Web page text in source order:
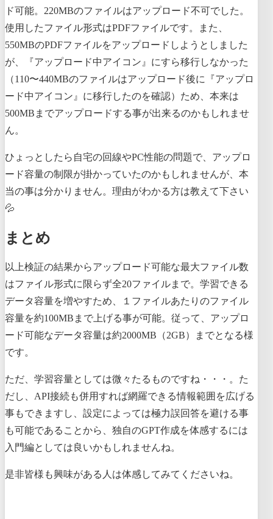
ド可能。220MBのファイルはアップロード不可でした。
使用したファイル形式はPDFファイルです。また、
550MBのPDFファイルをアップロードしようとしました
が、『アップロード中アイコン』にすら移行しなかった
（110〜440MBのファイルはアップロード後に『アップロ
ード中アイコン』に移行したのを確認）ため、本来は
500MBまでアップロードする事が出来るのかもしれませ
ん。
ひょっとしたら自宅の回線やPC性能の問題で、アップロ
ード容量の制限が掛かっていたのかもしれませんが、本
当の事は分かりません。理由がわかる方は教えて下さい
💦
まとめ
以上検証の結果からアップロード可能な最大ファイル数
はファイル形式に限らず全20ファイルまで。学習できる
データ容量を増やすため、１ファイルあたりのファイル
容量を約100MBまで上げる事が可能。従って、アップロ
ード可能なデータ容量は約2000MB（2GB）までとなる様
です。
ただ、学習容量としては微々たるものですね・・・。た
だし、API接続も併用すれば網羅できる情報範囲を広げる
事もできますし、設定によっては極力誤回答を避ける事
も可能であることから、独自のGPT作成を体感するには
入門編としては良いかもしれませんね。
是非皆様も興味がある人は体感してみてくださいね。